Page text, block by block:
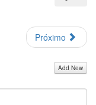
Próximo
Add New